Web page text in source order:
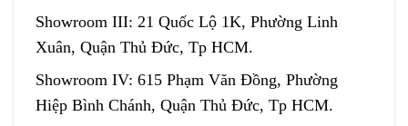
Showroom III: 21 Quốc Lộ 1K, Phường Linh
Xuân, Quận Thủ Đức, Tp HCM.
Showroom IV: 615 Phạm Văn Đồng, Phường
Hiệp Bình Chánh, Quận Thủ Đức, Tp HCM.